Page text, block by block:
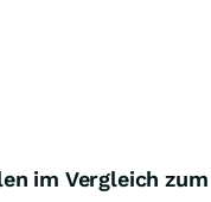
im Vergleich